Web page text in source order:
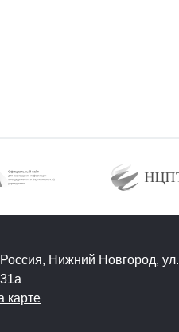
Нижний Новгород, ул.
карте